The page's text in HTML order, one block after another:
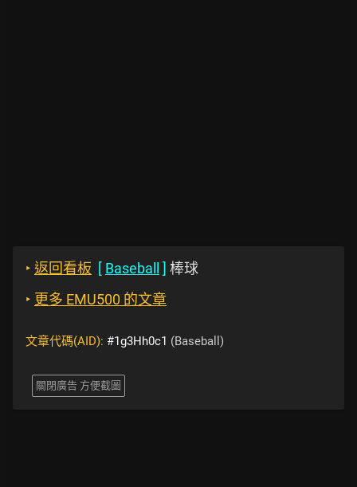
‣ 返回看板 [ Baseball ] 棒球
‣ 更多 EMU500 的文章
文章代碼(AID): #1g3Hh0c1 (Baseball)
關閉廣告 方便截圖